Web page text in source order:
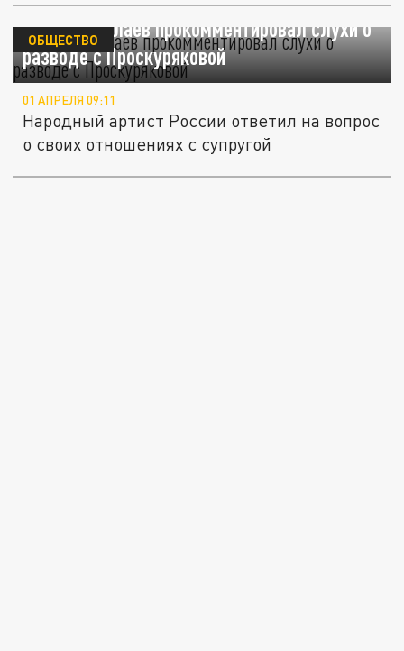
Игорь Николаев прокомментировал слухи о
разводе с Проскуряковой
ОБЩЕСТВО
01 АПРЕЛЯ 09:11
Народный артист России ответил на вопрос
о своих отношениях с супругой